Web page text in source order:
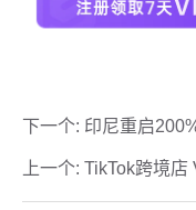
上一个: TikTok跨境店
下一个: 印尼重启